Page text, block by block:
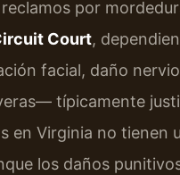
por
Court,
facial, daño
típicamente
en Virginia no tienen
los daños